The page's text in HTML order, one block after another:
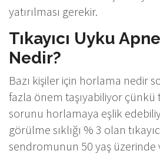
yatırılması gerekir.
Tıkayıcı Uyku
Nedir?
Bazı kişiler için horlama nedir
fazla önem taşıyabiliyor çünkü
sorunu horlamaya eşlik
görülme sıklığı % 3 olan
sendromunun 50 yaş üzerinde